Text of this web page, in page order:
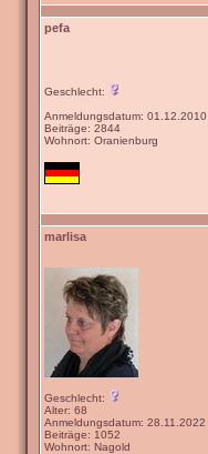
pefa
Geschlecht:
Anmeldungsdatum: 01.12.2010
Beiträge: 2844
Wohnort: Oranienburg
marlisa
Geschlecht:
Alter: 68
Anmeldungsdatum: 28.11.2022
Beiträge: 1052
Wohnort: Nagold